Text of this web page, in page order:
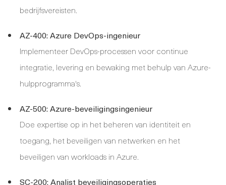
bedrijfsvereisten.
AZ-400: Azure DevOps-ingenieur
Implementeer DevOps-processen voor continue
integratie, levering en bewaking met behulp van Azure-
hulpprogramma's.
AZ-500: Azure-beveiligingsingenieur
Doe expertise op in het beheren van identiteit en
toegang, het beveiligen van netwerken en het
beveiligen van workloads in Azure.
SC-200: Analist beveiligingsoperaties